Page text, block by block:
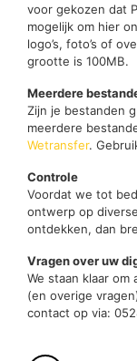
voor gekozen dat
mogelijk om hier
logo’s, foto’s of
grootte is 100MB.
Meerdere
Zijn je bestanden
meerdere
Wetransfer.
Controle
Voordat we tot
ontwerp op
ontdekken, dan
Vragen over uw
We staan klaar
(en overige
contact op via: